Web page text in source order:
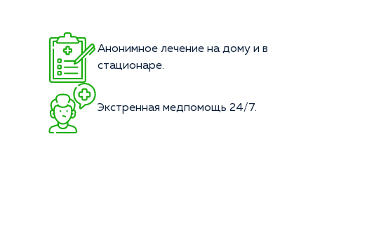
Анонимное лечение на дому и в
стационаре.
Экстренная медпомощь 24/7.